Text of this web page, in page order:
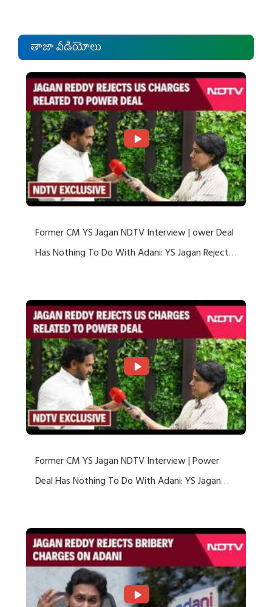
తాజా వీడియోలు
Former CM YS Jagan NDTV Interview | ower Deal
Has Nothing To Do With Adani: YS Jagan Rejects
Former CM YS Jagan NDTV Interview | Power
Deal Has Nothing To Do With Adani: YS Jagan